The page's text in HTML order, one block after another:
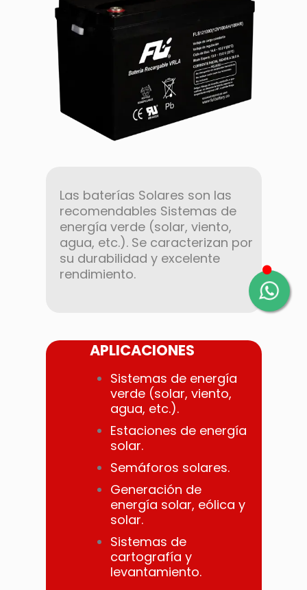
Las baterías Solares son las
recomendables Sistemas de
energía verde (solar, viento,
agua, etc.). Se caracterizan por
su durabilidad y excelente
rendimiento.
APLICACIONES
Sistemas de energía
verde (solar, viento,
agua, etc.).
Estaciones de energía
solar.
Semáforos solares.
Generación de
energía solar, eólica y
solar.
Sistemas de
cartografía y
levantamiento.